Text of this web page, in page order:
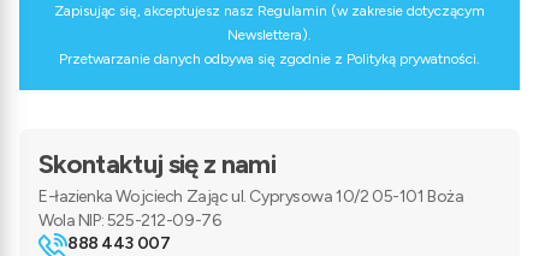
Zapisując się, akceptujesz nasz Regulamin (w zakresie dotyczącym
Newslettera).
Przetwarzanie danych odbywa się zgodnie z Polityką prywatności.
Skontaktuj się z nami
E-łazienka Wojciech Zając ul. Cyprysowa 10/2 05-101 Boża
Wola NIP: 525-212-09-76
888 443 007